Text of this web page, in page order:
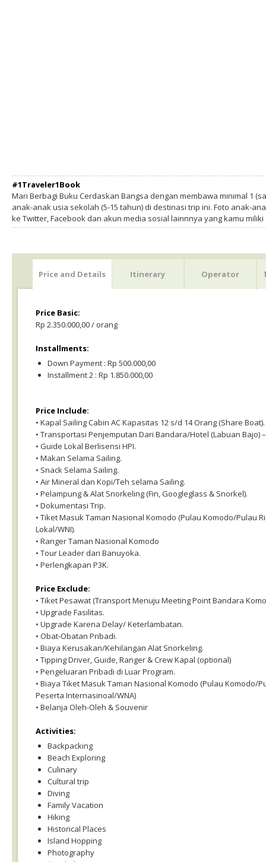
#1Traveler1Book
Mari Berbagi Buku Cerdaskan Bangsa dengan membawa minimal 1
anak-anak usia sekolah (5-15 tahun) di destinasi trip ini. Foto anak-
ke Twitter, Facebook dan akun media sosial lainnnya yang kamu
Price and Details Itinerary Operator
Price Basic:
Rp 2.350.000,00 / orang
Installments:
Down Payment : Rp 500.000,00
Installment 2 : Rp 1.850.000,00
Price Include:
• Kapal Sailing Cabin AC Kapasitas 12 s/d 14 Orang (Share Boat).
• Transportasi Penjemputan Dari Bandara/Hotel (Labuan Bajo)
• Guide Lokal Berlisensi HPI.
• Makan Selama Sailing.
• Snack Selama Sailing.
• Air Mineral dan Kopi/Teh selama Sailing.
• Pelampung & Alat Snorkeling (Fin, Googleglass & Snorkel).
• Dokumentasi Trip.
• Tiket Masuk Taman Nasional Komodo (Pulau Komodo/Pulau
Lokal/WNI).
• Ranger Taman Nasional Komodo
• Tour Leader dari Banuyoka.
• Perlengkapan P3K.
Price Exclude:
• Tiket Pesawat (Transport Menuju Meeting Point Bandara
• Upgrade Fasilitas.
• Upgrade Karena Delay/ Keterlambatan.
• Obat-Obatan Pribadi.
• Biaya Kerusakan/Kehilangan Alat Snorkeling.
• Tipping Driver, Guide, Ranger & Crew Kapal (optional)
• Pengeluaran Pribadi di Luar Program.
• Biaya Tiket Masuk Taman Nasional Komodo (Pulau Komodo/
Peserta Internasinoal/WNA)
• Belanja Oleh-Oleh & Souvenir
Activities:
Backpacking
Beach Exploring
Culinary
Cultural trip
Diving
Family Vacation
Hiking
Historical Places
Island Hopping
Photography